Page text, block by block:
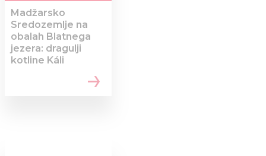
Madžarsko
Sredozemlje na
obalah Blatnega
jezera: dragulji
kotline Káli